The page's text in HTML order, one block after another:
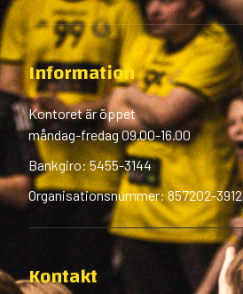
Information
Kontoret är öppet
måndag-fredag 09.00-16.00
Bankgiro: 5455-3144
Organisationsnummer: 857202-3912
Kontakt